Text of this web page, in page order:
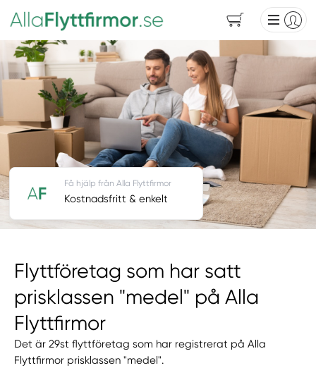
Flyttföretag som har satt
prisklassen "medel" på Alla
Flyttfirmor
Det är 29st flyttföretag som har registrerat på Alla
Flyttfirmor prisklassen "medel".
Få hjälp från Alla Flyttfirmor
Kostnadsfritt & enkelt